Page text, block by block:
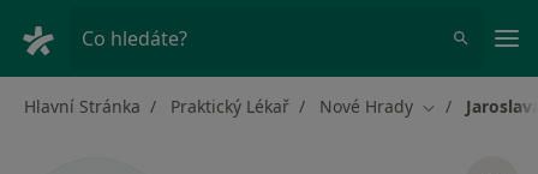
Co hledáte?
Hlavní Stránka Praktický Lékař Nové Hrady Změna města